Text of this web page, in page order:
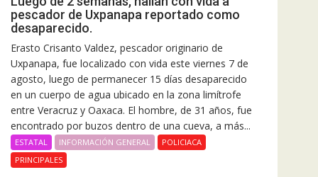
pescador de Uxpanapa reportado como
desaparecido.
Erasto Crisanto Valdez, pescador originario de
Uxpanapa, fue localizado con vida este viernes 7 de
agosto, luego de permanecer 15 días desaparecido
en un cuerpo de agua ubicado en la zona limítrofe
entre Veracruz y Oaxaca. El hombre, de 31 años, fue
encontrado por buzos dentro de una cueva, a más...
ESTATAL INFORMACIÓN GENERAL
POLICIACA
PRINCIPALES